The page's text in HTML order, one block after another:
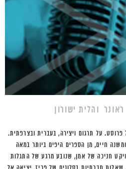
ראונר והלית ישורון
על תרגום ויצירה, בעברית ובצרפתית.
חיים, מן הספרים היפים ביותר במאה
חניכה של אמן, שנובע מרגע של התגלות